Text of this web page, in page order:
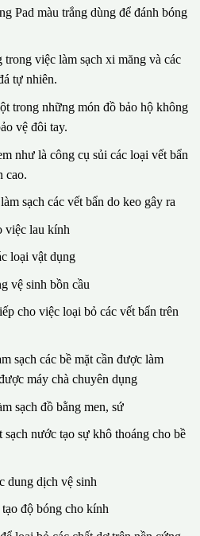
Pad màu trắng dùng để đánh bóng
trong việc làm sạch xi măng và các
tự nhiên.
trong những món đồ bảo hộ không
vệ đôi tay.
như là công cụ sủi các loại vết bẩn
cao.
sạch các vết bẩn do keo gây ra
việc lau kính
loại vật dụng
vệ sinh bồn cầu
cho việc loại bỏ các vết bẩn trên
sạch các bề mặt cần được làm
máy chà chuyên dụng
sạch đồ bằng men, sứ
nước tạo sự khô thoáng cho bề
dung dịch vệ sinh
độ bóng cho kính